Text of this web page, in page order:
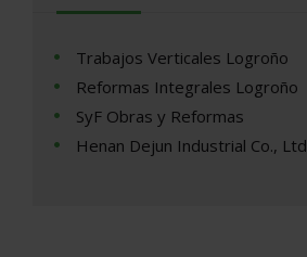
Trabajos Verticales Logroño
Reformas Integrales Logroño
SyF Obras y Reformas
Henan Dejun Industrial Co., Ltd